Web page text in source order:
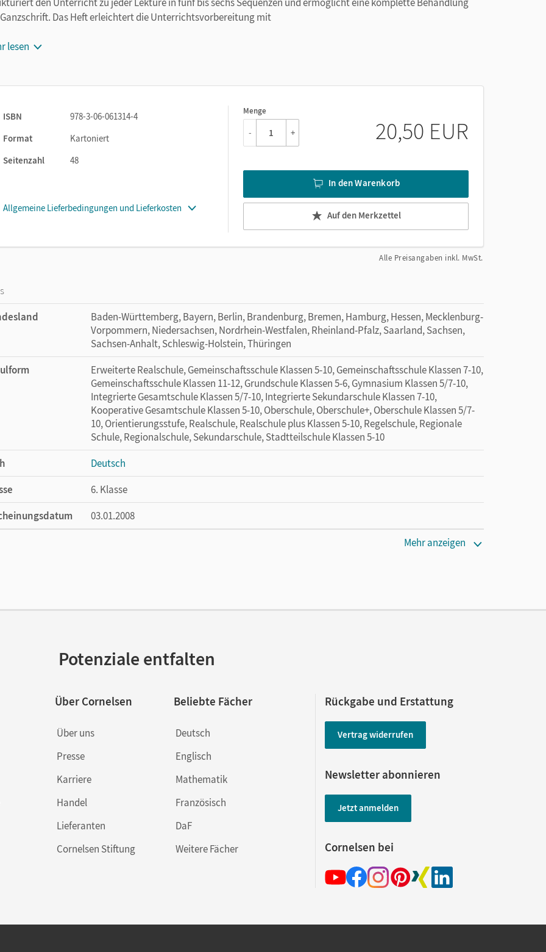
Das Heft erleichtert die Unterrichtsvorbereitung mit
methodisch vielfältigen Arbeitsblättern zur Textanalyse und -rezeption,
können einzeln eingesetzt oder zu Unterrichtsreihen kombiniert werden,
sind für den Unterricht und zur Nachbereitung zu Hause konzipiert,
berücksichtigen unterschiedliche Sozialformen,
und methodisch orientieren sich die Kopiervorlagen an den Schulbüchern der Reihe
lesen
ISBN
978-3-06-061314-4
Format
Kartoniert
Seitenzahl
48
Allgemeine Lieferbedingungen und Lieferkosten
Menge
1
- + 20,50 EUR
In den Warenkorb
Auf den Merkzettel
Alle Preisangaben inkl. MwSt.
Baden-Württemberg, Bayern, Berlin, Brandenburg, Bremen, Hamburg, Hessen, Mecklenburg-
Vorpommern, Niedersachsen, Nordrhein-Westfalen, Rheinland-Pfalz, Saarland, Sachsen,
Sachsen-Anhalt, Schleswig-Holstein, Thüringen
Erweiterte Realschule, Gemeinschaftsschule Klassen 5-10, Gemeinschaftsschule Klassen 7-10,
Gemeinschaftsschule Klassen 11-12, Grundschule Klassen 5-6, Gymnasium Klassen 5/7-10,
Integrierte Gesamtschule Klassen 5/7-10, Integrierte Sekundarschule Klassen 7-10,
Kooperative Gesamtschule Klassen 5-10, Oberschule, Oberschule+, Oberschule Klassen 5/7-
10, Orientierungsstufe, Realschule, Realschule plus Klassen 5-10, Regelschule, Regionale
Schule, Regionalschule, Sekundarschule, Stadtteilschule Klassen 5-10
Deutsch
6. Klasse
03.01.2008
Mehr anzeigen
Potenziale entfalten
Über Cornelsen
Über uns
Presse
Karriere
Handel
Lieferanten
Cornelsen Stiftung
Beliebte Fächer
Deutsch
Englisch
Mathematik
Französisch
DaF
Weitere Fächer
Rückgabe und Erstattung
Vertrag widerrufen
Newsletter abonnieren
Jetzt anmelden
Cornelsen bei